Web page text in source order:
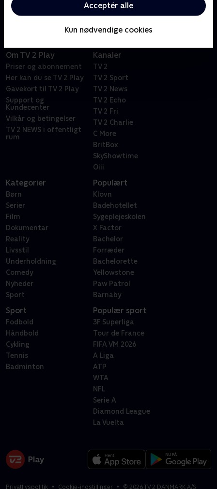
Acceptér alle
Kun nødvendige cookies
1900-tallet. Baseret på Jennifer Worths erindringer.
Om TV 2 Play
Priser og abonnement
Her kan du se TV 2 Play
Gavekort til TV 2 Play
Support og
Kundecenter
Vilkår og betingelser
TV 2 NEWS i offentligt
rum
Kanaler
TV 2
TV 2 Sport
TV 2 News
TV 2 Echo
TV 2 Fri
TV 2 Charlie
C More
BritBox
SkyShowtime
Oiii
Kategorier
Børn
Serier
Film
Dokumentar
Reality
Livsstil
Underholdning
Comedy
Nyheder
Sport
Populært
Klovn
Badehotellet
Sygeplejeskolen
X Factor
Bachelor
Forræder
Bachelorette
Yellowstone
Paw Patrol
Barnaby
Sport
Fodbold
Håndbold
Cykling
Tennis
Badminton
Populær sport
3F Superliga
Tour de France
FIFA VM 2026
A Liga
ATP
WTA
NFL
Serie A
Diamond League
La Vuelta
Privatlivspolitik Cookie-indstillinger © 2026TV 2 DANMARK A/S